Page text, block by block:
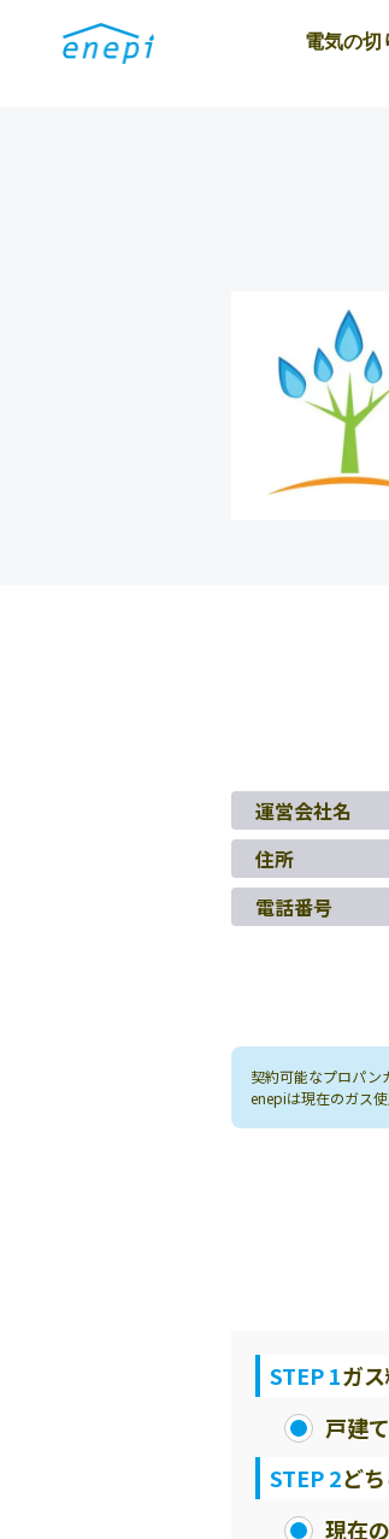
電気の切
運営会社名
住所
電話番号
契約可能なプロパン
enepiは現在のガス
STEP 1ガ
戸建て
STEP 2ど
現在